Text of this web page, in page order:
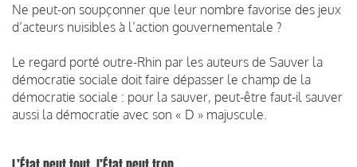
Ne peut-on soupçonner que leur nombre favorise des jeux
d’acteurs nuisibles à l’action gouvernementale ?
Le regard porté outre-Rhin par les auteurs de Sauver la
démocratie sociale doit faire dépasser le champ de la
démocratie sociale : pour la sauver, peut-être faut-il sauver
aussi la démocratie avec son « D » majuscule.